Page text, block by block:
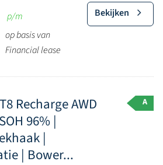
p/m
op basis van
Financial lease
Bekijken
Recharge AWD
96% |
|
| Bower...
A